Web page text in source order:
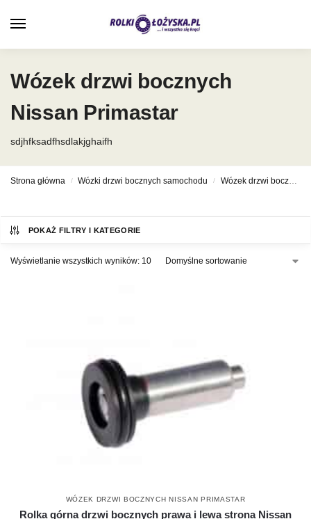
Wózek drzwi bocznych
Nissan Primastar
sdjhfksadfhsdlakjghaifh
Strona główna / Wózki drzwi bocznych samochodu / Wózek drzwi bocznych Nissan
POKAŻ FILTRY I KATEGORIE
Wyświetlanie wszystkich wyników: 10
WÓZEK DRZWI BOCZNYCH NISSAN PRIMASTAR
Rolka górna drzwi bocznych prawa i lewa strona Nissan